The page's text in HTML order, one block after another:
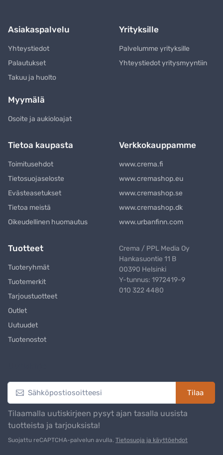
Asiakaspalvelu
Yhteystiedot
Palautukset
Takuu ja huolto
Yrityksille
Palvelumme yrityksille
Yhteystiedot yritysmyyntiin
Myymälä
Osoite ja aukioloajat
Tietoa kaupasta
Toimitusehdot
Tietosuojaseloste
Evästeasetukset
Tietoa meistä
Oikeudellinen huomautus
Verkkokauppamme
www.crema.fi
www.cremashop.eu
www.cremashop.se
www.cremashop.dk
www.urbanfinn.com
Tuotteet
Tuoteryhmät
Tuotemerkit
Tarjoustuotteet
Outlet
Uutuudet
Tuotenostot
Crema / PPL Media Oy
Hankasuontie 11 B
00390 Helsinki
Y-tunnus: 1972419-9
010 322 4480
Tilaa
Tilaamalla uutiskirjeen pysyt ajan tasalla uusista
tuotteista ja tarjouksista!
Suojattu reCAPTCHA-palvelun avulla. Tietosuoja ja käyttöehdot